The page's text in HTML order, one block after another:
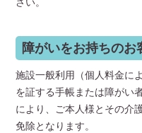
障がいをお持ちのお
施設一般利用（個人料金に
を証する手帳または障がい
により、ご本人様とその介
免除となります。